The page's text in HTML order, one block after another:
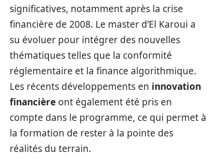
significatives, notamment après la crise
financière de 2008. Le master d’El Karoui a
su évoluer pour intégrer des nouvelles
thématiques telles que la conformité
réglementaire et la finance algorithmique.
Les récents développements en innovation
financière ont également été pris en
compte dans le programme, ce qui permet à
la formation de rester à la pointe des
réalités du terrain.